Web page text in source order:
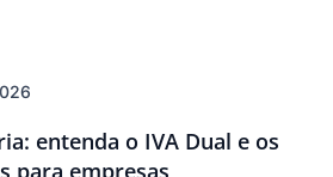
entenda o IVA Dual e os
para empresas